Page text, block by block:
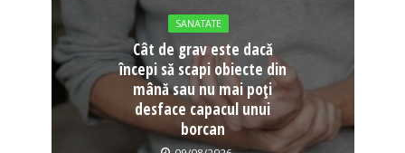
SANATATE
Cât de grav este dacă
începi să scapi obiecte din
mână sau nu mai poți
desface capacul unui
borcan